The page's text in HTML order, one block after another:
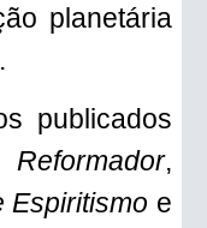
planetária
publicados
Reformador,
Espiritismo e